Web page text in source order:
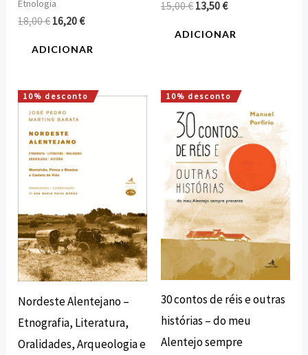
Etnologia
18,00€ 16,20€
ADICIONAR
15,00€ 13,50€
ADICIONAR
10% desconto
Nordeste Alentejano –
Etnografia, Literatura,
Oralidades, Arqueologia e
O
preço
era:
15,00 €.
O
10% desconto
30 contos de réis e outras
histórias – do meu
Alentejo sempre
O
original
era:
12,00 €.
O
preço
atual
é:
10,80 €.